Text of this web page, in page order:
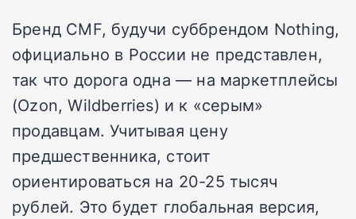
Бренд CMF, будучи суббрендом Nothing,
официально в России не представлен,
так что дорога одна — на маркетплейсы
(Ozon, Wildberries) и к «серым»
продавцам. Учитывая цену
предшественника, стоит
ориентироваться на 20-25 тысяч
рублей. Это будет глобальная версия,